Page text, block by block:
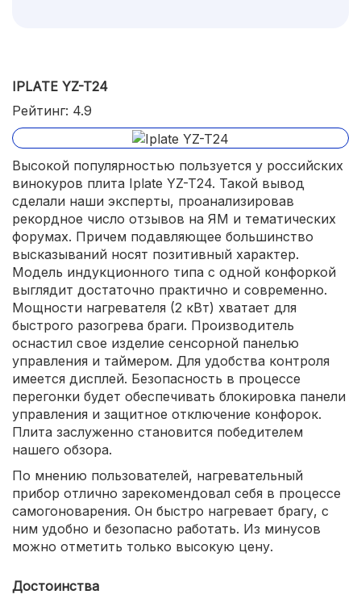
IPLATE YZ-T24
Рейтинг: 4.9
Высокой популярностью пользуется у российских
винокуров плита Iplate YZ-T24. Такой вывод
сделали наши эксперты, проанализировав
рекордное число отзывов на ЯМ и тематических
форумах. Причем подавляющее большинство
высказываний носят позитивный характер.
Модель индукционного типа с одной конфоркой
выглядит достаточно практично и современно.
Мощности нагревателя (2 кВт) хватает для
быстрого разогрева браги. Производитель
оснастил свое изделие сенсорной панелью
управления и таймером. Для удобства контроля
имеется дисплей. Безопасность в процессе
перегонки будет обеспечивать блокировка панели
управления и защитное отключение конфорок.
Плита заслуженно становится победителем
нашего обзора.
По мнению пользователей, нагревательный
прибор отлично зарекомендовал себя в процессе
самогоноварения. Он быстро нагревает брагу, с
ним удобно и безопасно работать. Из минусов
можно отметить только высокую цену.
Достоинства